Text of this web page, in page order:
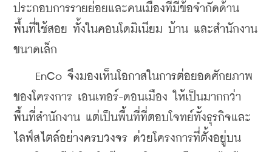
ประกอบการรายย่อยและคนเมืองที่มีข้อจำกัดด้าน
พื้นที่ใช้สอย ทั้งในคอนโดมิเนียม บ้าน และสำนักงาน
ขนาดเล็ก
EnCo จึงมองเห็นโอกาสในการต่อยอดศักยภาพ
ของโครงการ เอนเทอร์-ดอนเมือง ให้เป็นมากกว่า
พื้นที่สำนักงาน แต่เป็นพื้นที่ที่ตอบโจทย์ทั้งธุรกิจและ
ไลฟ์สไตล์อย่างครบวงจร ด่วยโครงการที่ตั้งอยู่บน